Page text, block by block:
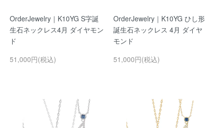
OrderJewelry｜K10YG S字誕
生石ネックレス4月 ダイヤモン
ド
51,000円(税込)
OrderJewelry｜K10YG ひし形
誕生石ネックレス 4月 ダイヤ
モンド
51,000円(税込)